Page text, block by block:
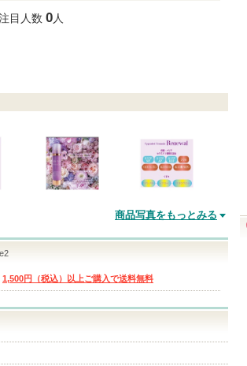
目人数 0人
商品写真をもっとみる
1,500円（税込）以上ご購入で送料無料